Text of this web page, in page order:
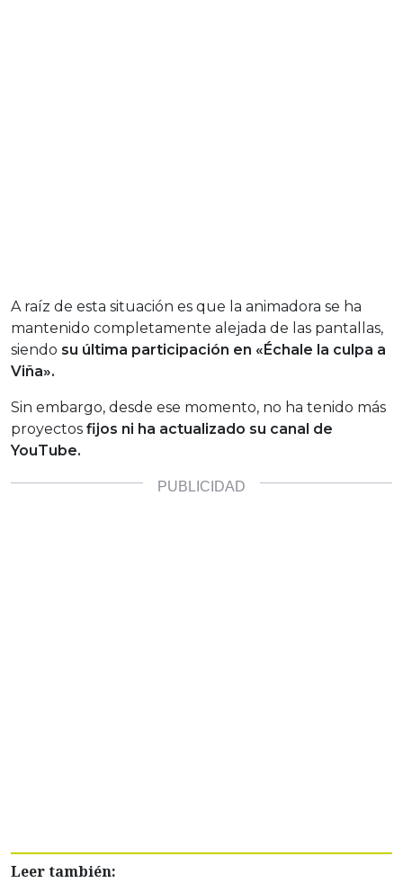
A raíz de esta situación es que la animadora se ha
mantenido completamente alejada de las pantallas,
siendo su última participación en «Échale la culpa a
Viña».
Sin embargo, desde ese momento, no ha tenido más
proyectos fijos ni ha actualizado su canal de
YouTube.
Leer también: